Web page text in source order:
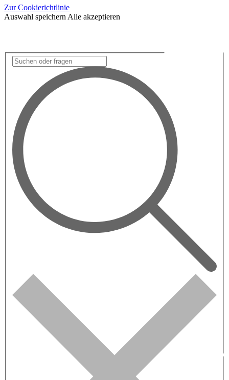
Zur Cookierichtlinie
Auswahl speichern Alle akzeptieren